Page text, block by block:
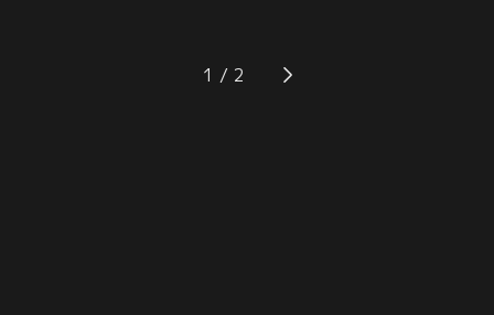
「ジャッジマン」により、虎杖を対
象とした裁判がスタート。『黙秘』
する中、他プレイヤーへの得点譲渡
が可能となるルールが追加された
1